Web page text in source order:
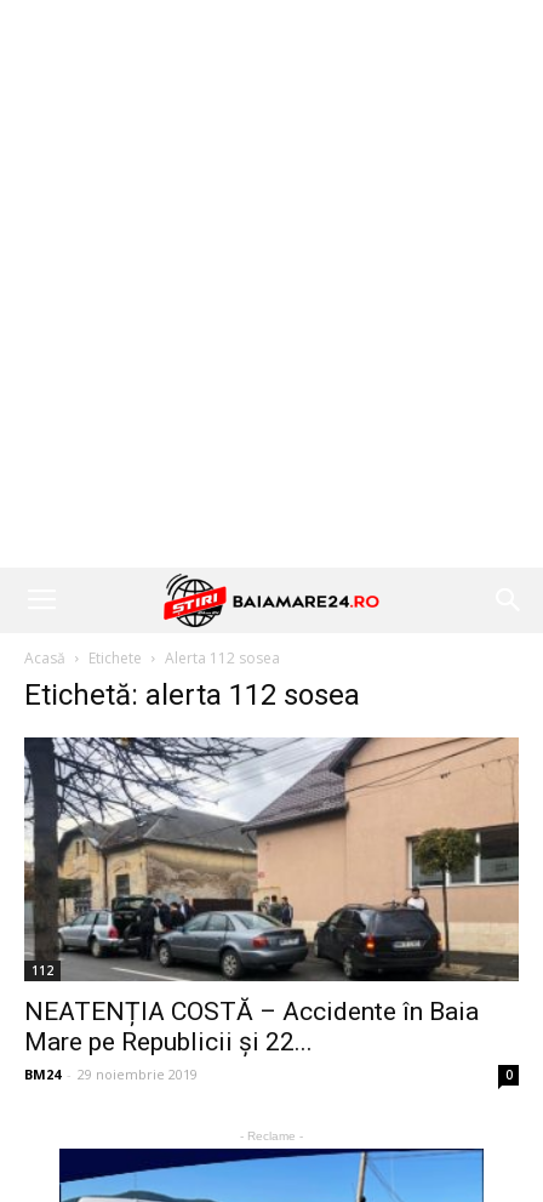
Acasă Etichete Alerta 112 sosea
Etichetă: alerta 112 sosea
112
NEATENȚIA COSTĂ – Accidente în Baia
Mare pe Republicii și 22...
BM24 - 29 noiembrie 2019 0
- Reclame -